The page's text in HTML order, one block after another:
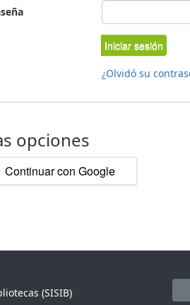
Iniciar sesión
¿Olvidó su
opciones
Continuar con Google
(SISIB)